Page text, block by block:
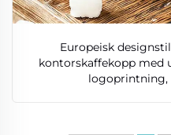
Europeisk
kontorskaffekopp med